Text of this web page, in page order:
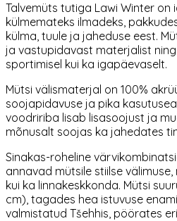
Talvemüts tutiga Lawi Winter on
külmemateks ilmadeks,
külma, tuule ja jaheduse eest.
ja vastupidavast materjalist
sportimisel kui ka igapäevaselt.
Mütsi välismaterjal on 100%
soojapidavuse ja pika
voodririba lisab lisasoojust ja
mõnusalt soojas ka jahedates
Sinakas-roheline
annavad mütsile stiilse
kui ka linnakeskkonda. Mütsi
cm), tagades hea istuvuse
valmistatud Tšehhis, pöörates